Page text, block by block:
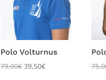
Polo Volturnus
79,00€ 39,50€